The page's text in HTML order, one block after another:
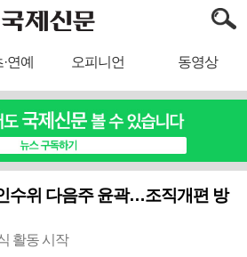
연예 오피니언 동영상
수위 다음주 윤곽…조직개편 방
활동 시작